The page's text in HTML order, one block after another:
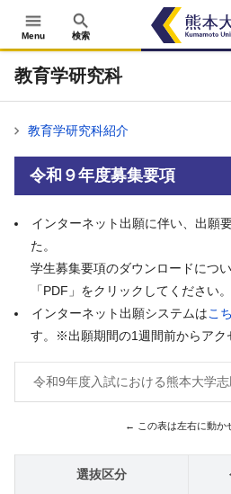
menu
Menu
search
検索
教育学研究科
教育学研究科紹介
令和９年度募集要項
インターネット出願に伴い、出願
た。
学生募集要項のダウンロードにつ
「PDF」をクリックしてください。
インターネット出願システムはこ
す。※出願期間の1週間前からアク
令和9年度入試における熊本大学
選抜区分